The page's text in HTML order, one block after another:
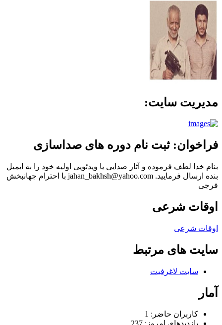
مدیریت سایت:
فراخوان: ثبت نام دوره های صداسازی
بنام خدا لطف فرموده و آثار صدایی یا ویدئویی اولیه خود را به ایمیل
بنده ارسال فرمایید. jahan_bakhsh@yahoo.com با احترام جهانبخش
فرجی
اوقات شرعی
اوقات شرعی
سایت های مرتبط
سایت لاغرفیت
آمار
کاربران حاضر: 1